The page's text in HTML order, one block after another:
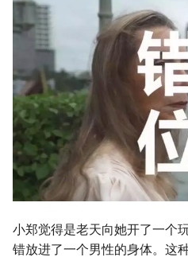
小郑觉得是老天向她开了一个
错放进了一个男性的身体。这